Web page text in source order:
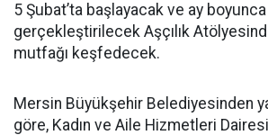
5 Şubat’ta başlayacak ve ay
gerçekleştirilecek Aşçılık
mutfağı keşfedecek.
Mersin Büyükşehir Belediyesinden
göre, Kadın ve Aile Hizmetleri